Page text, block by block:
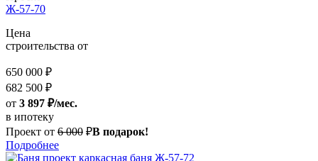
Ж-57-70
Цена
строительства от
650 000 ₽
682 500 ₽
от 3 897 ₽/мес.
в ипотеку
Проект от 6 000 ₽В подарок!
Подробнее